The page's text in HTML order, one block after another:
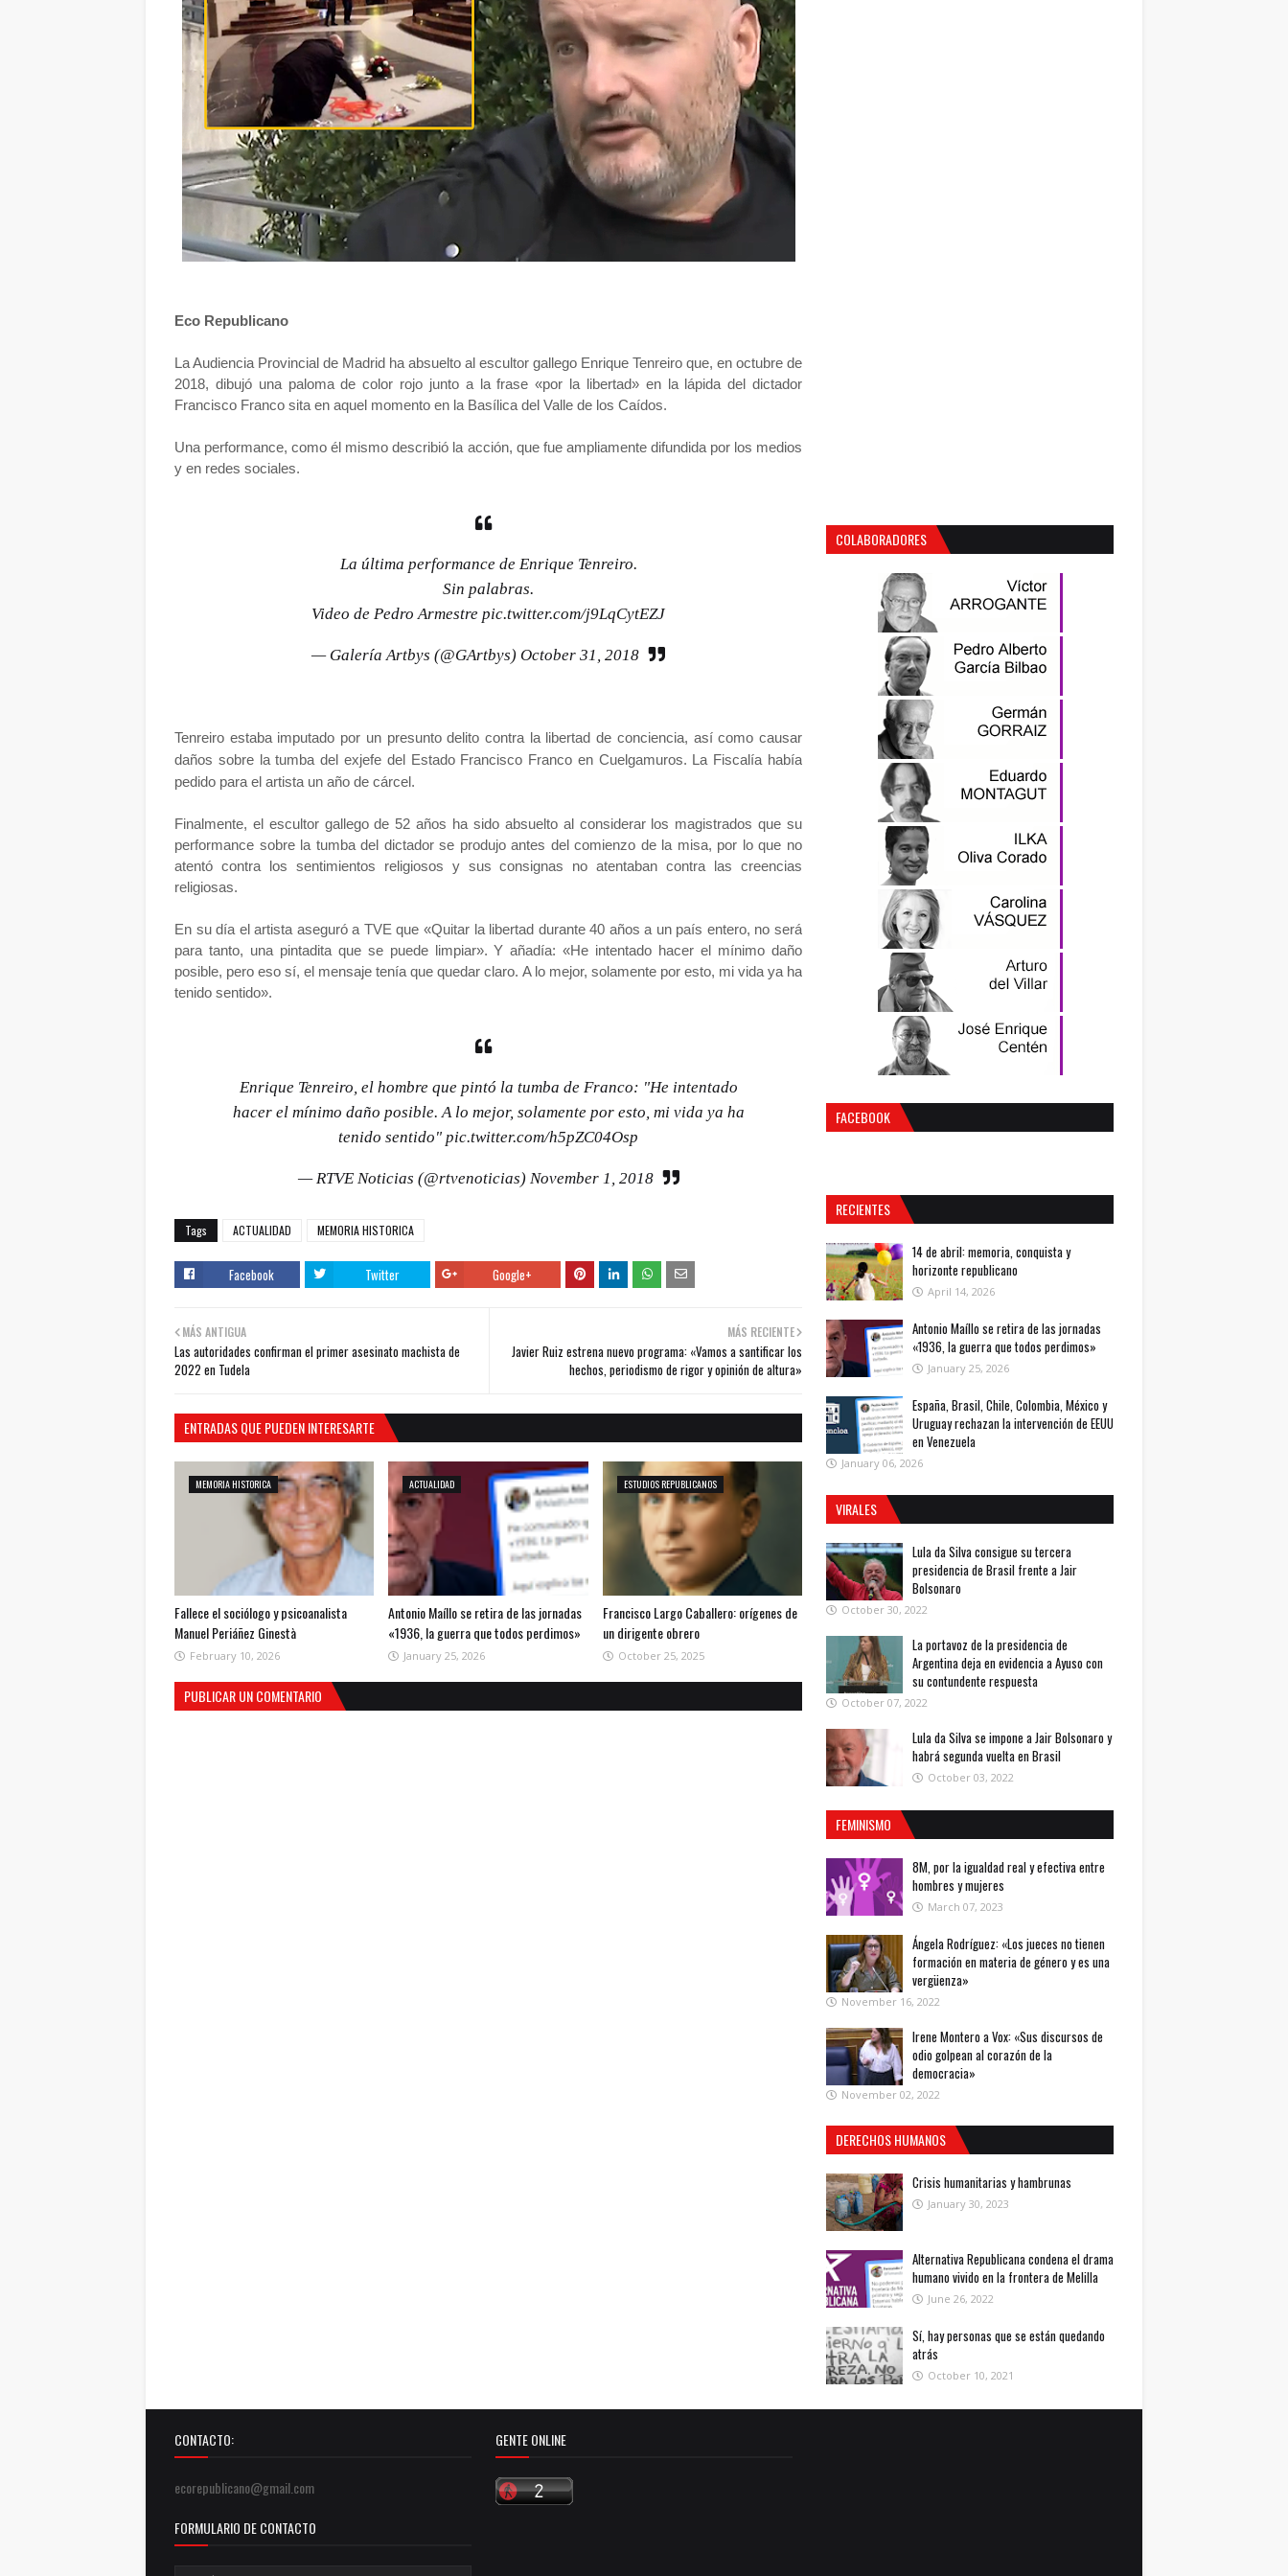
Eco Republicano
La Audiencia Provincial de Madrid ha absuelto al escultor gallego Enrique Tenreiro que, en octubre de
2018, dibujó una paloma de color rojo junto a la frase «por la libertad» en la lápida del dictador
Francisco Franco sita en aquel momento en la Basílica del Valle de los Caídos.
Una performance, como él mismo describió la acción, que fue ampliamente difundida por los medios
y en redes sociales.
La última performance de Enrique Tenreiro.
Sin palabras.
Video de Pedro Armestre pic.twitter.com/j9LqCytEZJ
— Galería Artbys (@GArtbys) October 31, 2018
Tenreiro estaba imputado por un presunto delito contra la libertad de conciencia, así como causar
daños sobre la tumba del exjefe del Estado Francisco Franco en Cuelgamuros. La Fiscalía había
pedido para el artista un año de cárcel.
Finalmente, el escultor gallego de 52 años ha sido absuelto al considerar los magistrados que su
performance sobre la tumba del dictador se produjo antes del comienzo de la misa, por lo que no
atentó contra los sentimientos religiosos y sus consignas no atentaban contra las creencias
religiosas.
En su día el artista aseguró a TVE que «Quitar la libertad durante 40 años a un país entero, no será
para tanto, una pintadita que se puede limpiar». Y añadía: «He intentado hacer el mínimo daño
posible, pero eso sí, el mensaje tenía que quedar claro. A lo mejor, solamente por esto, mi vida ya ha
tenido sentido».
Enrique Tenreiro, el hombre que pintó la tumba de Franco: "He intentado
hacer el mínimo daño posible. A lo mejor, solamente por esto, mi vida ya ha
tenido sentido" pic.twitter.com/h5pZC04Osp
— RTVE Noticias (@rtvenoticias) November 1, 2018
Tags ACTUALIDAD MEMORIA HISTORICA
Facebook Twitter Google+
MÁS RECIENTE
Javier Ruiz estrena nuevo programa: «Vamos a santificar los
hechos, periodismo de rigor y opinión de altura»
MÁS ANTIGUA
Las autoridades confirman el primer asesinato machista de
2022 en Tudela
ENTRADAS QUE PUEDEN INTERESARTE
MEMORIA HISTORICA
Fallece el sociólogo y psicoanalista
Manuel Periáñez Ginestà
February 10, 2026
ACTUALIDAD
Antonio Maíllo se retira de las jornadas
«1936, la guerra que todos perdimos»
January 25, 2026
ESTUDIOS REPUBLICANOS
Francisco Largo Caballero: orígenes de
un dirigente obrero
October 25, 2025
PUBLICAR UN COMENTARIO
COLABORADORES
FACEBOOK
RECIENTES
14 de abril: memoria, conquista y
horizonte republicano
April 14, 2026
Antonio Maíllo se retira de las jornadas
«1936, la guerra que todos perdimos»
January 25, 2026
España, Brasil, Chile, Colombia, México y
Uruguay rechazan la intervención de EEUU
en Venezuela
January 06, 2026
VIRALES
Lula da Silva consigue su tercera
presidencia de Brasil frente a Jair
Bolsonaro
October 30, 2022
La portavoz de la presidencia de
Argentina deja en evidencia a Ayuso con
su contundente respuesta
October 07, 2022
Lula da Silva se impone a Jair Bolsonaro y
habrá segunda vuelta en Brasil
October 03, 2022
FEMINISMO
8M, por la igualdad real y efectiva entre
hombres y mujeres
March 07, 2023
Ángela Rodríguez: «Los jueces no tienen
formación en materia de género y es una
vergüenza»
November 16, 2022
Irene Montero a Vox: «Sus discursos de
odio golpean al corazón de la
democracia»
November 02, 2022
DERECHOS HUMANOS
Crisis humanitarias y hambrunas
January 30, 2023
Alternativa Republicana condena el drama
humano vivido en la frontera de Melilla
June 26, 2022
Sí, hay personas que se están quedando
atrás
October 10, 2021
CONTACTO:
ecorepublicano@gmail.com
FORMULARIO DE CONTACTO
GENTE ONLINE